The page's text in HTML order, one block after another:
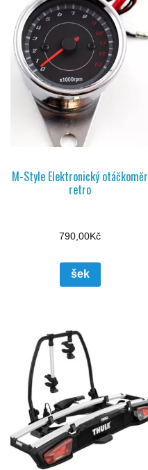
M-Style Elektronický otáčkoměr
retro
790,00Kč
šek